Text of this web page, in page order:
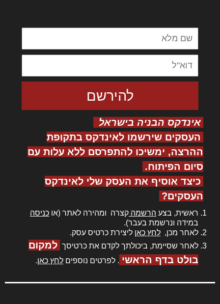
אינדקס הבניה בישראל
העסקים שירשמו לאינדקס בתקופת
ההרצה, ימשיכו להתפרסם ללא עלות עם
סיום הפיתוח.
כיצד אוסיף את העסק שלי לאינדקס
העסקים?
ראשית, בצע הרשמה קצרה ומהירה לאתר (או כניסה
במידה ונרשמת בעבר).
לאחר מכן, לחץ כאן ליצירת כרטיס עסק.
לאחר שסיימת, ביכולתך לקדם את כרטיסך למקום
בולט בדף הראשי . לפרטים נוספים לחץ כאן.